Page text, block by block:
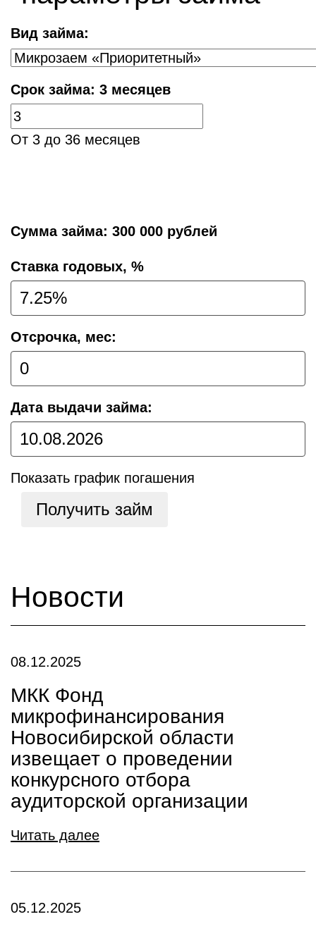
Вид займа:
Срок займа: 3 месяцев
От 3 до 36 месяцев
Сумма займа: 300 000 рублей
Cтавка годовых, %
Отсрочка, мес:
Дата выдачи займа:
Показать график погашения
Получить займ
Новости
08.12.2025
МКК Фонд
микрофинансирования
Новосибирской области
извещает о проведении
конкурсного отбора
аудиторской организации
Читать далее
05.12.2025